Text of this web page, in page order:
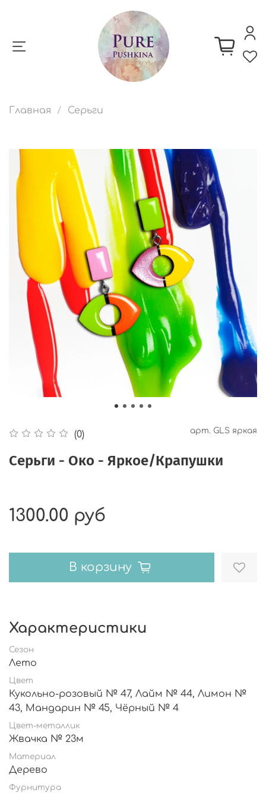
Главная Серьги
(0) арт. GLS яркая
Серьги - Око - Яркое/Крапушки
1300.00 руб
В корзину
Характеристики
Сезон
Лето
Цвет
Кукольно-розовый № 47, Лайм № 44, Лимон №
43, Мандарин № 45, Чёрный № 4
Цвет-металлик
Жвачка № 23м
Материал
Дерево
Фурнитура